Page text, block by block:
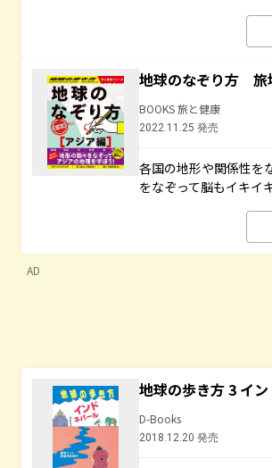
地球のなぞり方
BOOKS 旅と健康
2022.11.25 発売
各国の地形や関係性を
をなぞって脳もイキイ
AD
地球の歩き方 3 イ
D-Books
2018.12.20 発売